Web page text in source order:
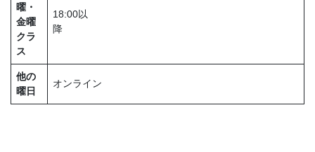
曜・
金曜
クラ
ス
18:00以
降
他の
曜日
オンライン